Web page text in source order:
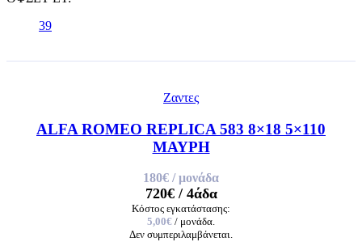
39
Ζαντες
ALFA ROMEO REPLICA 583 8×18 5×110
ΜΑΥΡΗ
180€ / μονάδα
720€/ 4άδα
Κόστος εγκατάστασης:
5,00€ / μονάδα.
Δεν συμπεριλαμβάνεται.